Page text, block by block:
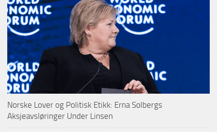
Norske Lover og Politisk Etikk: Erna Solbergs
Aksjeavsløringer Under Linsen